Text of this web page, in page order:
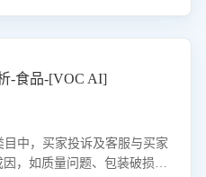
-食品-[VOC AI]
中，买家投诉及客服与买家
，如质量问题、包装破损